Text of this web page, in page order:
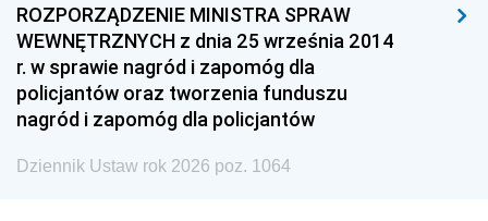
ROZPORZĄDZENIE MINISTRA SPRAW
WEWNĘTRZNYCH z dnia 25 września 2014
r. w sprawie nagród i zapomóg dla
policjantów oraz tworzenia funduszu
nagród i zapomóg dla policjantów
Dziennik Ustaw rok 2026 poz. 1064